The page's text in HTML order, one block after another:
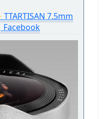
7.5mm
Facebook